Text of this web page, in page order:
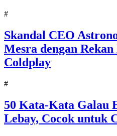
#
Skandal CEO
Mesra dengan
Coldplay
#
50 Kata-Kata Galau
Lebay, Cocok untuk